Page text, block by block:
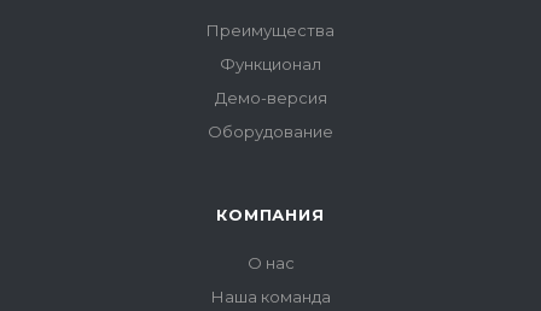
Преимущества
Функционал
Демо-версия
Оборудование
КОМПАНИЯ
О нас
Наша команда